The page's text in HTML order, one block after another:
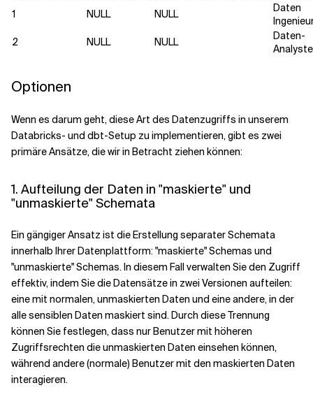
1
NULL NULL
Daten
2
NULL NULL
Daten-
Optionen
Wenn es darum geht, diese Art des Datenzugriffs in unserem
Databricks- und dbt-Setup zu implementieren, gibt es zwei
primäre Ansätze, die wir in Betracht ziehen können:
1. Aufteilung der Daten in "maskierte" und
"unmaskierte" Schemata
Ein gängiger Ansatz ist die Erstellung separater Schemata
innerhalb Ihrer Datenplattform: "maskierte" Schemas und
"unmaskierte" Schemas. In diesem Fall verwalten Sie den Zugriff
effektiv, indem Sie die Datensätze in zwei Versionen aufteilen:
eine mit normalen, unmaskierten Daten und eine andere, in der
alle sensiblen Daten maskiert sind. Durch diese Trennung
können Sie festlegen, dass nur Benutzer mit höheren
Zugriffsrechten die unmaskierten Daten einsehen können,
während andere (normale) Benutzer mit den maskierten Daten
interagieren.